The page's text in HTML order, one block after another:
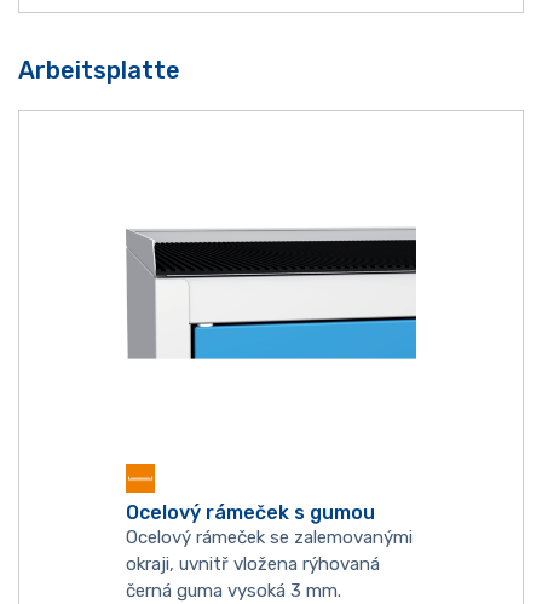
Arbeitsplatte
Ocelový rámeček s gumou
Ocelový rámeček se zalemovanými
okraji, uvnitř vložena rýhovaná
černá guma vysoká 3 mm.